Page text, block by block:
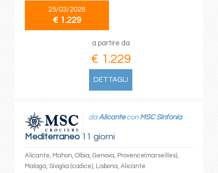
25/03/2028
€ 1.229
a partire da
€ 1.229
DETTAGLI
Mediterraneo11 giorni
daAlicantecon MSC Sinfonia
Alicante, Mahon, Olbia, Genova, Provence(marseilles),
Malaga, Siviglia (cadice), Lisbona, Alicante